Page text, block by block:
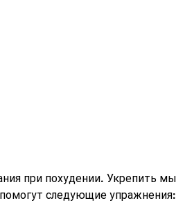
следующие упражнения: